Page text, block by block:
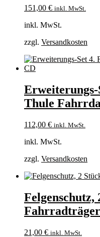
151,00 € inkl. MwSt.
inkl. MwSt.
zzgl. Versandkosten
Thule
112,00 € inkl. MwSt.
inkl. MwSt.
zzgl. Versandkosten
Fahrradträger
21,00 € inkl. MwSt.